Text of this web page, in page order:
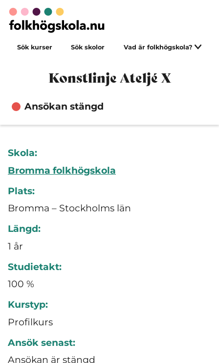
Sök kurser Sök skolor Vad är folkhögskola?
Konstlinje Ateljé X
Ansökan stängd
Skola:
Bromma folkhögskola
Plats:
Bromma – Stockholms län
Längd:
1 år
Studietakt:
100 %
Kurstyp:
Profilkurs
Ansök senast:
Ansökan är stängd